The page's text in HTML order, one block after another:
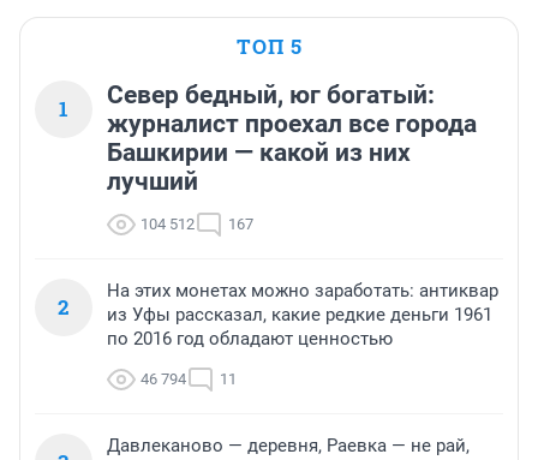
ТОП 5
1
Север бедный, юг богатый:
журналист проехал все города
Башкирии — какой из них
лучший
104 512 167
2
На этих монетах можно заработать: антиквар
из Уфы рассказал, какие редкие деньги 1961
по 2016 год обладают ценностью
46 794 11
Давлеканово — деревня, Раевка — не рай,